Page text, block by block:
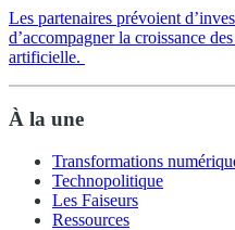
Les partenaires prévoient
d’accompagner la croissance
artificielle.
À la une
Transformations
Technopolitique
Les Faiseurs
Ressources